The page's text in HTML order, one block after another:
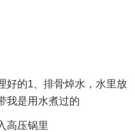
好的1、排骨焯水，水里放
我是用水煮过的
高压锅里